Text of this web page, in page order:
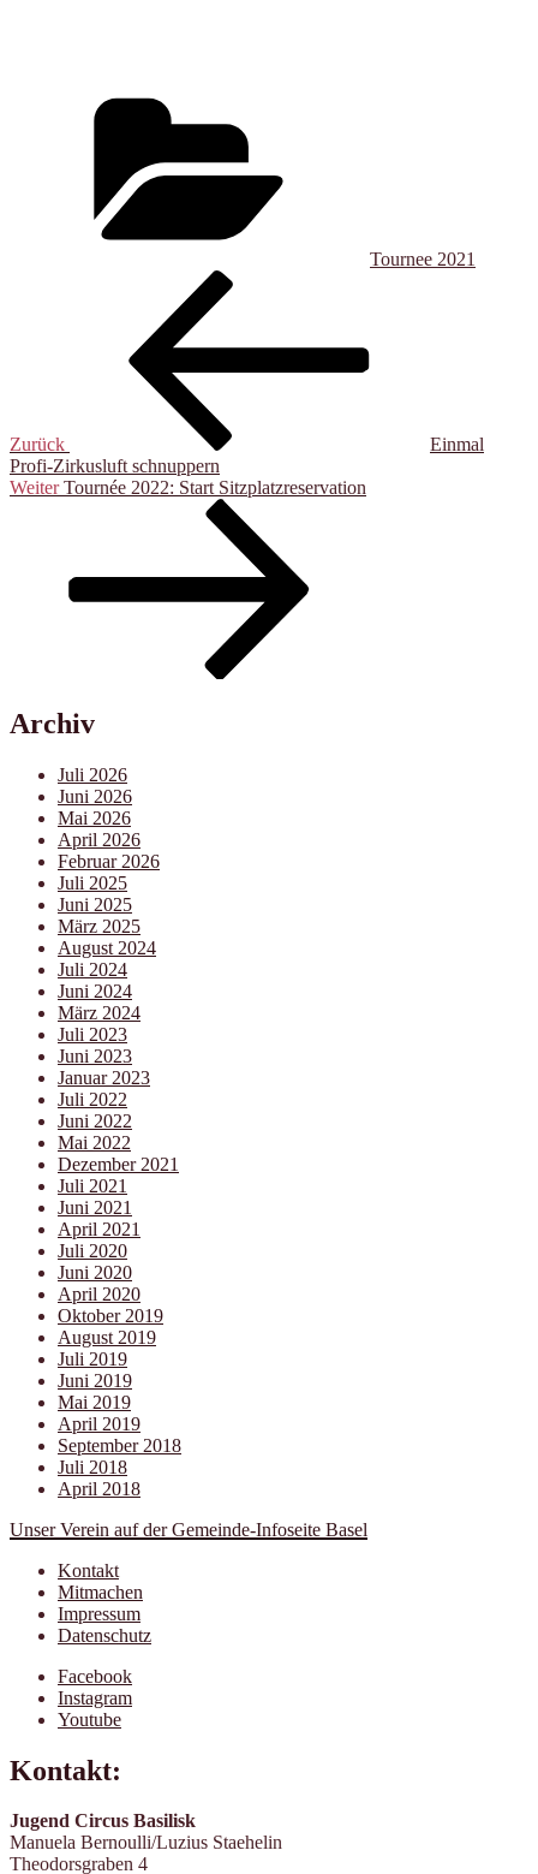
Tournee 2021
Beitragsnavigation
Zurück
Einmal
Profi-Zirkusluft schnuppern
Nächster
Weiter Tournée 2022: Start Sitzplatzreservation
Archiv
Juli 2026
Juni 2026
Mai 2026
April 2026
Februar 2026
Juli 2025
Juni 2025
März 2025
August 2024
Juli 2024
Juni 2024
März 2024
Juli 2023
Juni 2023
Januar 2023
Juli 2022
Juni 2022
Mai 2022
Dezember 2021
Juli 2021
Juni 2021
April 2021
Juli 2020
Juni 2020
April 2020
Oktober 2019
August 2019
Juli 2019
Juni 2019
Mai 2019
April 2019
September 2018
Juli 2018
April 2018
Unser Verein auf der Gemeinde-Infoseite Basel
Kontakt
Mitmachen
Impressum
Datenschutz
Facebook
Instagram
Youtube
Kontakt:
Jugend Circus Basilisk
Manuela Bernoulli/Luzius Staehelin
Theodorsgraben 4